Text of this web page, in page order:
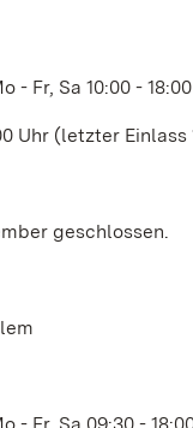
Sa 10:00 - 18:00
Uhr (letzter Einlass
geschlossen.